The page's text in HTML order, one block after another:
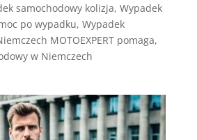
samochodowy kolizja, Wypadek
po wypadku, Wypadek
MOTOEXPERT pomaga,
w Niemczech